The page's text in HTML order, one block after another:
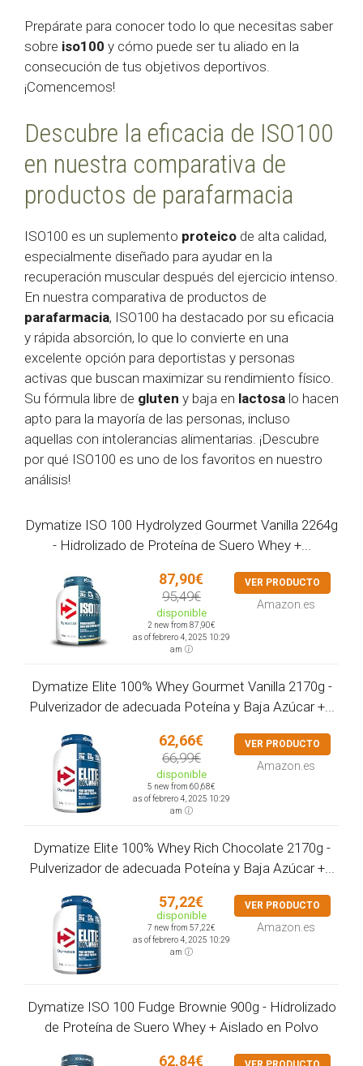
Prepárate para conocer todo lo que necesitas saber
sobre iso100 y cómo puede ser tu aliado en la
consecución de tus objetivos deportivos.
¡Comencemos!
Descubre la eficacia de ISO100
en nuestra comparativa de
productos de parafarmacia
ISO100 es un suplemento proteico de alta calidad,
especialmente diseñado para ayudar en la
recuperación muscular después del ejercicio intenso.
En nuestra comparativa de productos de
parafarmacia, ISO100 ha destacado por su eficacia
y rápida absorción, lo que lo convierte en una
excelente opción para deportistas y personas
activas que buscan maximizar su rendimiento físico.
Su fórmula libre de gluten y baja en lactosa lo hacen
apto para la mayoría de las personas, incluso
aquellas con intolerancias alimentarias. ¡Descubre
por qué ISO100 es uno de los favoritos en nuestro
análisis!
Dymatize ISO 100 Hydrolyzed Gourmet Vanilla 2264g
- Hidrolizado de Proteína de Suero Whey +...
87,90€
95,49€
disponible
2 new from 87,90€
as of febrero 4, 2025 10:29
am
VER PRODUCTO
Amazon.es
Dymatize Elite 100% Whey Gourmet Vanilla 2170g -
Pulverizador de adecuada Poteína y Baja Azúcar +...
62,66€
66,99€
disponible
5 new from 60,68€
as of febrero 4, 2025 10:29
am
VER PRODUCTO
Amazon.es
Dymatize Elite 100% Whey Rich Chocolate 2170g -
Pulverizador de adecuada Poteína y Baja Azúcar +...
57,22€
disponible
7 new from 57,22€
as of febrero 4, 2025 10:29
am
VER PRODUCTO
Amazon.es
Dymatize ISO 100 Fudge Brownie 900g - Hidrolizado
de Proteína de Suero Whey + Aislado en Polvo
62,84€